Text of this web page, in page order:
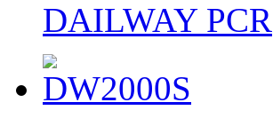
DAILWAY PCR